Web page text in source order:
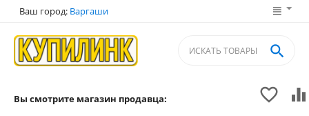
Ваш город: Варгаши
 

Вы смотрите магазин продавца: